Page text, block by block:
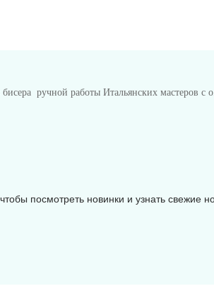
ручной работы Итальянских мастеров с
посмотреть новинки и узнать свежие